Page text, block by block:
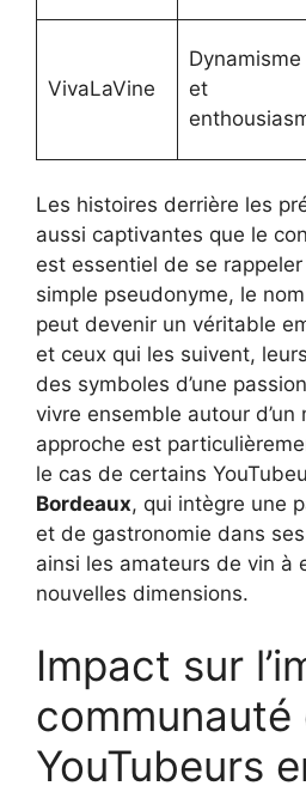
VivaLaVine
Dynamisme
et
Les histoires derrière les
aussi captivantes que le
est essentiel de se rappeler
simple pseudonyme, le nom
peut devenir un véritable
et ceux qui les suivent,
des symboles d’une
vivre ensemble autour
approche est
le cas de certains
Bordeaux, qui intègre une
et de gastronomie dans
ainsi les amateurs de vin à
nouvelles dimensions.
Impact sur
communauté
YouTubeurs